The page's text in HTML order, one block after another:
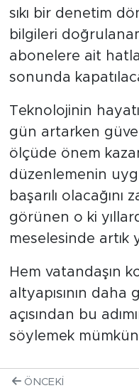
sıkı bir denetim
bilgileri
abonelere ait
sonunda
Teknolojinin
gün artarken
ölçüde önem
düzenlemenin
başarılı
görünen o ki
meselesinde artık
Hem vatandaşın
altyapısının
açısından bu
söylemek
ÖNCEKI